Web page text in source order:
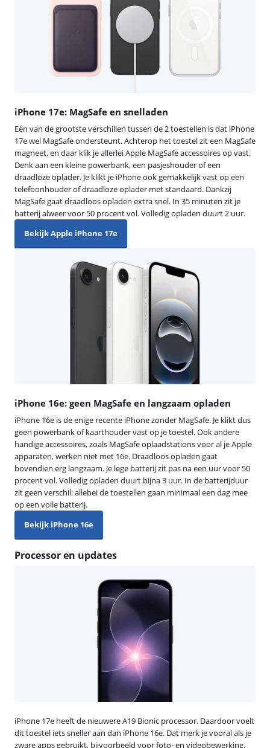
iPhone 17e: MagSafe en snelladen
Eén van de grootste verschillen tussen de 2 toestellen is dat iPhone
17e wel MagSafe ondersteunt. Achterop het toestel zit een MagSafe
magneet, en daar klik je allerlei Apple MagSafe accessoires op vast.
Denk aan een kleine powerbank, een pasjeshouder of een
draadloze oplader. Je klikt je iPhone ook gemakkelijk vast op een
telefoonhouder of draadloze oplader met standaard. Dankzij
MagSafe gaat draadloos opladen extra snel. In 35 minuten zit je
batterij alweer voor 50 procent vol. Volledig opladen duurt 2 uur.
Bekijk Apple iPhone 17e
iPhone 16e: geen MagSafe en langzaam opladen
iPhone 16e is de enige recente iPhone zonder MagSafe. Je klikt dus
geen powerbank of kaarthouder vast op je toestel. Ook andere
handige accessoires, zoals MagSafe oplaadstations voor al je Apple
apparaten, werken niet met 16e. Draadloos opladen gaat
bovendien erg langzaam. Je lege batterij zit pas na een uur voor 50
procent vol. Volledig opladen duurt bijna 3 uur. In de batterijduur
zit geen verschil: allebei de toestellen gaan minimaal een dag mee
op een volle batterij.
Bekijk iPhone 16e
Processor en updates
iPhone 17e heeft de nieuwere A19 Bionic processor. Daardoor voelt
dit toestel iets sneller aan dan iPhone 16e. Dat merk je vooral als je
zware apps gebruikt, bijvoorbeeld voor foto- en videobewerking.